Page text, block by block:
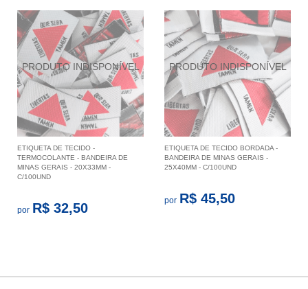
ETIQUETA DE TECIDO -
TERMOCOLANTE - BANDEIRA DE
MINAS GERAIS - 20X33MM -
C/100UND
por R$ 32,50
ETIQUETA DE TECIDO BORDADA -
BANDEIRA DE MINAS GERAIS -
25X40MM - C/100UND
por R$ 45,50